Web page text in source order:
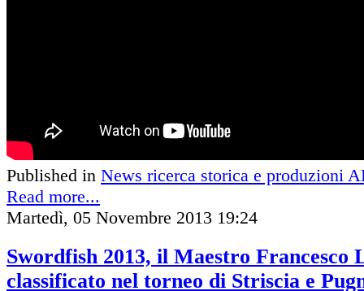
Published in News ricerca storica e produzioni
Read more...
Martedì, 05 Novembre 2013 19:24
Swordfish 2013, il Maestro Francesco
classificato nel torneo di Striscia e